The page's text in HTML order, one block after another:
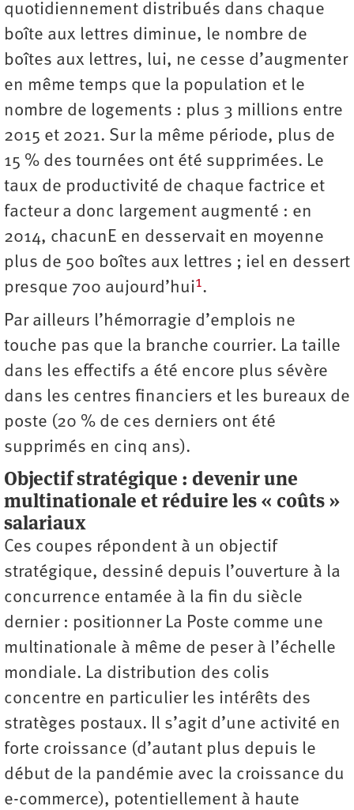
quotidiennement distribués dans chaque
boîte aux lettres diminue, le nombre de
boîtes aux lettres, lui, ne cesse d’augmenter
en même temps que la population et le
nombre de logements : plus 3 millions entre
2015 et 2021. Sur la même période, plus de
15 % des tournées ont été supprimées. Le
taux de productivité de chaque factrice et
facteur a donc largement augmenté : en
2014, chacunE en desservait en moyenne
plus de 500 boîtes aux lettres ; iel en dessert
presque 700 aujourd’hui1.
Par ailleurs l’hémorragie d’emplois ne
touche pas que la branche courrier. La taille
dans les effectifs a été encore plus sévère
dans les centres financiers et les bureaux de
poste (20 % de ces derniers ont été
supprimés en cinq ans).
Objectif stratégique : devenir une
multinationale et réduire les « coûts »
salariaux
Ces coupes répondent à un objectif
stratégique, dessiné depuis l’ouverture à la
concurrence entamée à la fin du siècle
dernier : positionner La Poste comme une
multinationale à même de peser à l’échelle
mondiale. La distribution des colis
concentre en particulier les intérêts des
stratèges postaux. Il s’agit d’une activité en
forte croissance (d’autant plus depuis le
début de la pandémie avec la croissance du
e-commerce), potentiellement à haute